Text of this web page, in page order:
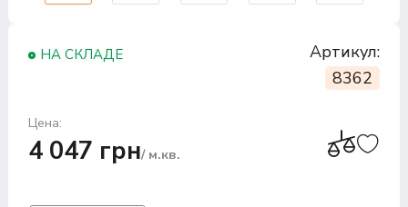
НА СКЛАДЕ
Артикул:
8362
Цена:
4 047 грн/ м.кв.